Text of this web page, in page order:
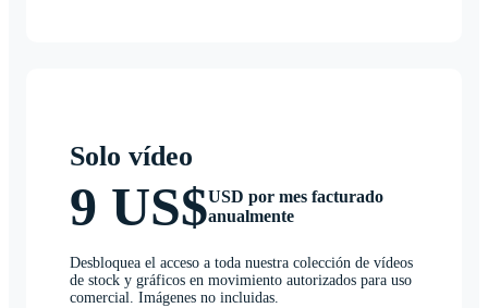
Solo vídeo
9 US$USD por mes facturado
anualmente
Desbloquea el acceso a toda nuestra colección de vídeos
de stock y gráficos en movimiento autorizados para uso
comercial. Imágenes no incluidas.